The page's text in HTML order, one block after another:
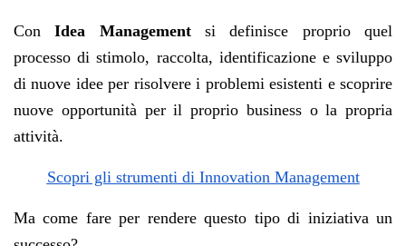
ConIdea Managementsi definisce proprio quel
processo di stimolo, raccolta, identificazione e sviluppo
di nuove idee per risolvere i problemi esistenti e scoprire
nuove opportunità per il proprio business o la propria
attività.
Scopri gli strumenti di Innovation Management
Ma come fare per rendere questo tipo di iniziativa un